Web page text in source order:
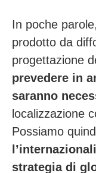
In poche
prodotto da
progettazione
prevedere in
saranno
localizzazione
Possiamo
strategia di